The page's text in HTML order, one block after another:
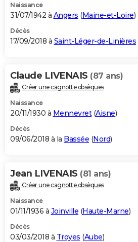
Naissance
31/07/1942 à Angers (Maine-et-Loire)
Décès
17/09/2018 à Saint-Léger-de-Linières
Claude LIVENAIS (87 ans)
Créer une cagnotte obsèques
Naissance
20/11/1930 à Mennevret(Aisne)
Décès
09/06/2018 à la Bassée (Nord)
Jean LIVENAIS (81 ans)
Créer une cagnotte obsèques
Naissance
01/11/1936 à Joinville (Haute-Marne)
Décès
03/03/2018 à Troyes (Aube)